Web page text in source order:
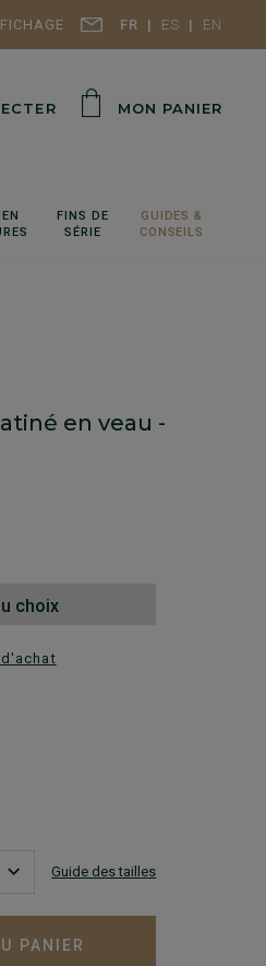
FR ES EN
MON PANIER
FINS DE
SÉRIE
GUIDES &
CONSEILS
en veau -
choix
d'achat
Guide des tailles
PANIER